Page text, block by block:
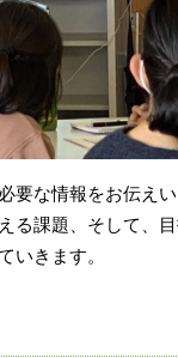
要な情報をお伝えい
る課題、そして、
いきます。